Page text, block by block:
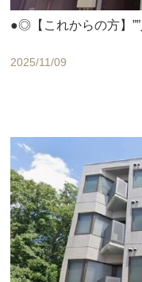
●◎【これからの方】””
2025/11/09